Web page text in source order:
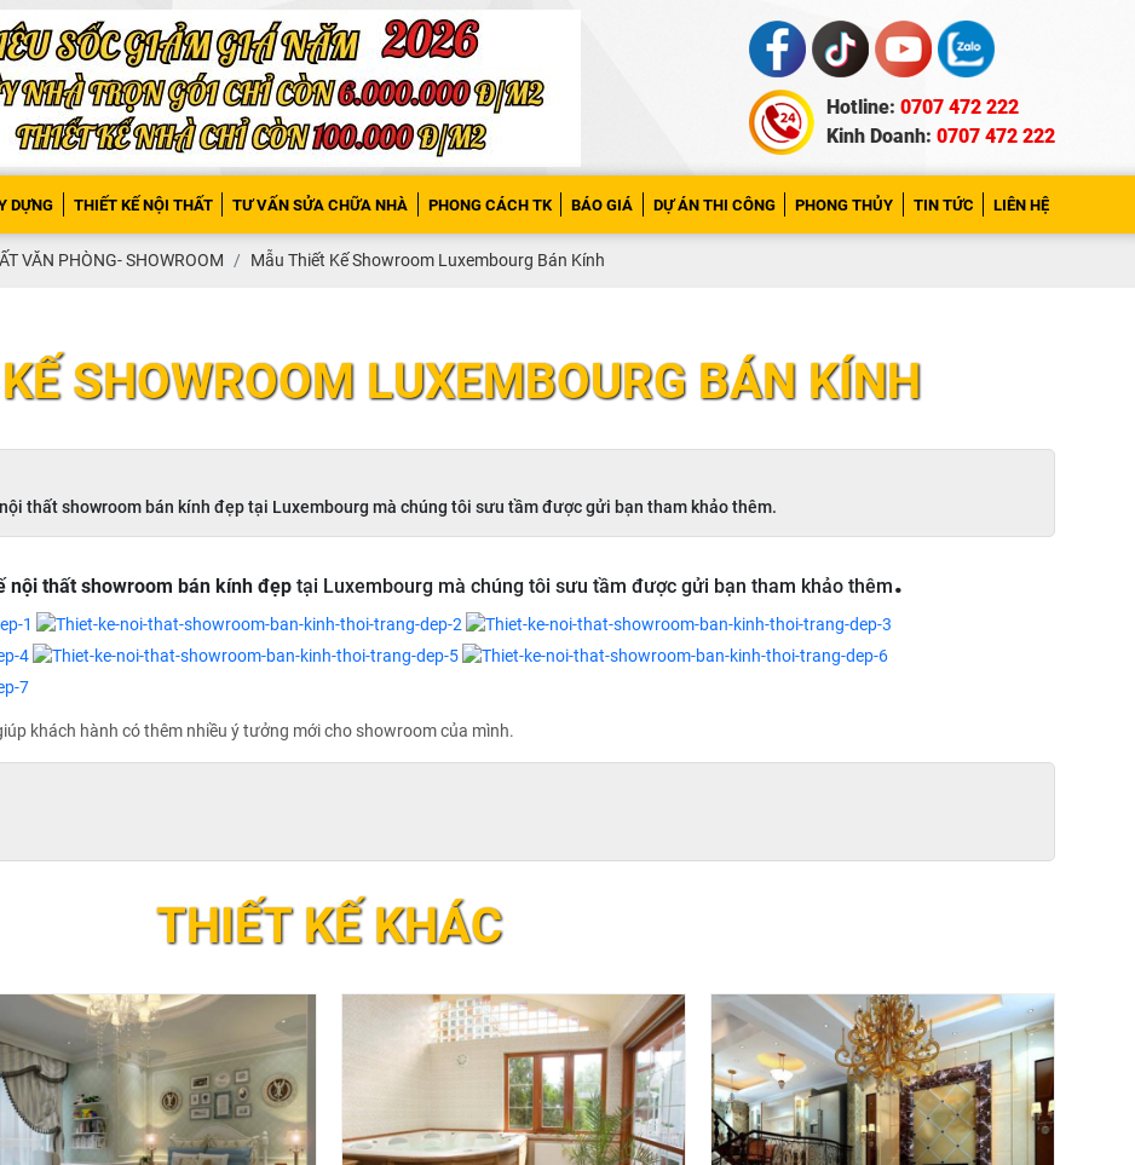
Hotline: 0707 472 222
Kinh Doanh: 0707 472 222
DỰNG THIẾT KẾ NỘI THẤT TƯ VẤN SỬA CHỮA NHÀ PHONG CÁCH TK BÁO GIÁ DỰ ÁN THI CÔNG PHONG THỦY TIN TỨC LIÊN HỆ
VĂN PHÒNG- SHOWROOM Mẫu Thiết Kế Showroom Luxembourg Bán Kính
SHOWROOM LUXEMBOURG BÁN KÍNH
thất showroom bán kính đẹp tại Luxembourg mà chúng tôi sưu tầm được gửi bạn tham khảo thêm.
nội thất showroom bán kính đẹp tại Luxembourg mà chúng tôi sưu tầm được gửi bạn tham khảo thêm.
khách hành có thêm nhiều ý tưởng mới cho showroom của mình.
THIẾT KẾ KHÁC